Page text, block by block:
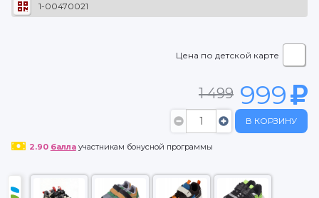
1-00470021
Цена по детской карте
1 499 999
В КОРЗИНУ
2.90 баллаучастникам бонусной программы